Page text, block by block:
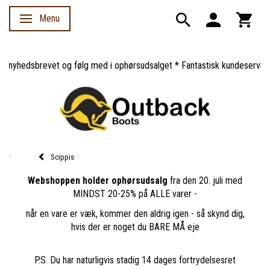
Skifte navigation
Menu
og følg med i ophørsudsalget * Fantastisk kundeservice *
Scippis
Webshoppen holder ophørsudsalg fra den 20. juli med
MINDST 20-25% på ALLE varer -
når en vare er væk, kommer den aldrig igen - så skynd dig,
hvis der er noget du BARE MÅ eje
P.S. Du har naturligvis stadig 14 dages fortrydelsesret